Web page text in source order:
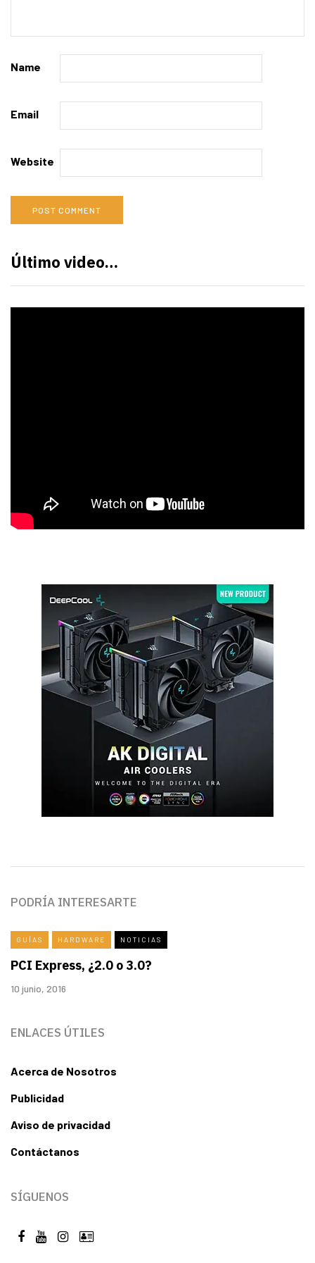
Name
Email
Website
Último video…
PODRÍA INTERESARTE
GUÍAS HARDWARE NOTICIAS
PCI Express, ¿2.0 o 3.0?
10 junio, 2016
ENLACES ÚTILES
Acerca de Nosotros
Publicidad
Aviso de privacidad
Contáctanos
SÍGUENOS